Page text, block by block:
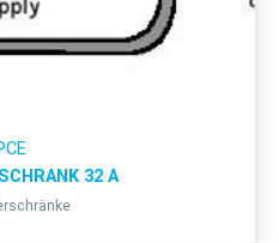
32 A